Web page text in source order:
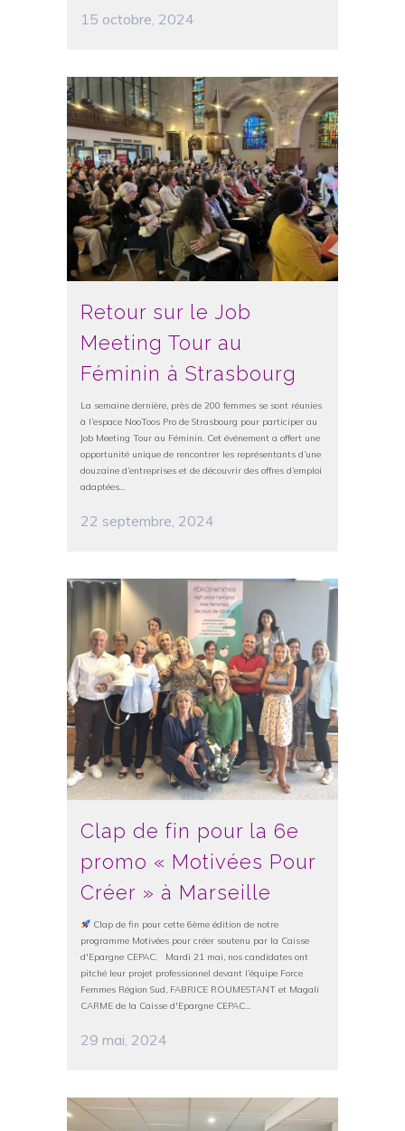
15 octobre, 2024
Retour sur le Job
Meeting Tour au
Féminin à Strasbourg
La semaine dernière, près de 200 femmes se sont réunies
à l’espace NooToos Pro de Strasbourg pour participer au
Job Meeting Tour au Féminin. Cet événement a offert une
opportunité unique de rencontrer les représentants d’une
douzaine d’entreprises et de découvrir des offres d’emploi
adaptées...
22 septembre, 2024
Clap de fin pour la 6e
promo « Motivées Pour
Créer » à Marseille
Clap de fin pour cette 6ème édition de notre
programme Motivées pour créer soutenu par la Caisse
d'Epargne CEPAC. Mardi 21 mai, nos candidates ont
pitché leur projet professionnel devant l’équipe Force
Femmes Région Sud, FABRICE ROUMESTANT et Magali
CARME de la Caisse d'Epargne CEPAC...
29 mai, 2024